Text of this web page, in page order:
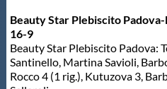
Beauty Star Plebiscito
16-9
Beauty Star Plebiscito Padova:
Santinello, Martina Savioli,
Rocco 4 (1 rig.), Kutuzova 3,